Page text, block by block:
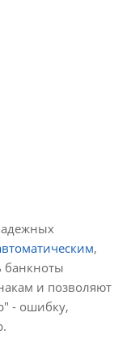
,
банкноты
и позволяют
- ошибку,